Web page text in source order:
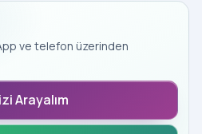
ve telefon üzerinden
Arayalım